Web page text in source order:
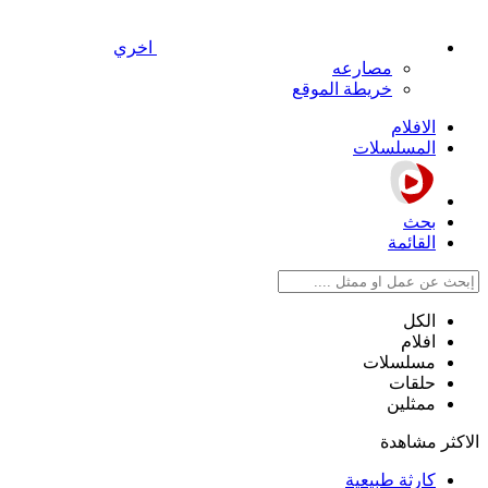
اخري
مصارعه
خريطة الموقع
الافلام
المسلسلات
بحث
القائمة
الكل
افلام
مسلسلات
حلقات
ممثلين
الاكثر مشاهدة
كارثة طبيعية